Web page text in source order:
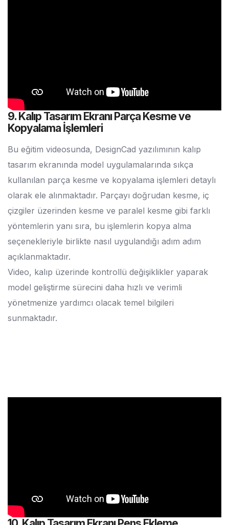
9. Kalıp Tasarım Ekranı Parça Kesme ve
Kopyalama İşlemleri
Bu eğitim videosunda, DesignCad yazılımının kalıp
tasarım ekranında model uygulamalarında sıkça
kullanılan parça kesme ve kopyalama işlemleri detaylı
olarak ele alınmaktadır. Parçayı doğrudan kesme, iç
çizgiler üzerinden kesme ve paralel kesme gibi farklı
yöntemlerin yanı sıra, bu işlemlerin kopya alma
seçenekleriyle birlikte nasıl uygulandığı adım adım
açıklanmaktadır.
Video, kalıp üzerinde kontrollü değişiklikler yaparak
model geliştirme sürecini daha hızlı ve verimli
yönetmenize yardımcı olacak temel bilgileri
sunmaktadır.